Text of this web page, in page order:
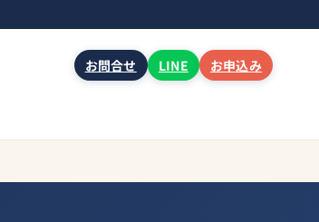
お問合せ LINE お申込み